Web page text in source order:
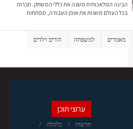
הבינה המלאכותית משנה את כללי המשחק. חברות
בכל העולם משנות את אופן העבודה, מפתחות
מאמרים למשפחה הורים וילדים
ערוצי תוכן
חדשות כלכלה